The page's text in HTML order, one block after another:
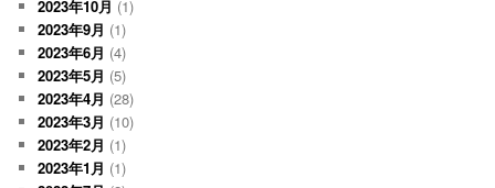
2023年10月 (1)
2023年9月 (1)
2023年6月 (4)
2023年5月 (5)
2023年4月 (28)
2023年3月 (10)
2023年2月 (1)
2023年1月 (1)